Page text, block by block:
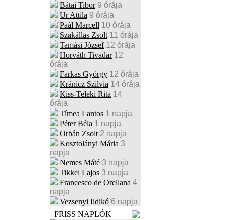
Bátai Tibor 9 órája
Ur Attila 9 órája
Paál Marcell 10 órája
Szakállas Zsolt 11 órája
Tamási József 12 órája
Horváth Tivadar 12
órája
Farkas György 12 órája
Kránicz Szilvia 14 órája
Kiss-Teleki Rita 14
órája
Tímea Lantos 1 napja
Péter Béla 1 napja
Orbán Zsolt 2 napja
Kosztolányi Mária 3
napja
Nemes Máté 3 napja
Tikkel Lajos 3 napja
Francesco de Orellana 4
napja
Vezsenyi Ildikó 6 napja
FRISS NAPLÓK